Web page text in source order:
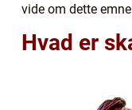
vide om dette
Hvad er